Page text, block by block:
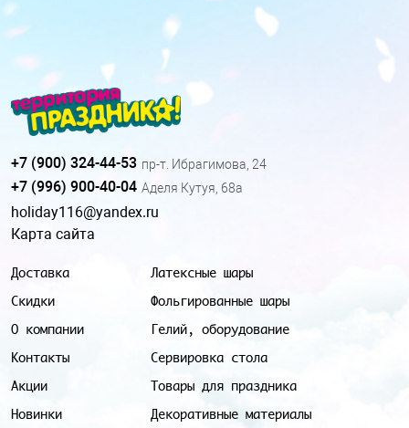
Доставка
Скидки
О компании
Контакты
Акции
Новинки
Латексные шары
Фольгированные шары
Гелий, оборудование
Сервировка стола
Товары для праздника
Декоративные материалы
+7 (900) 324-44-53 пр-т. Ибрагимова, 24
+7 (996) 900-40-04 Аделя Кутуя, 68а
holiday116@yandex.ru
Карта сайта